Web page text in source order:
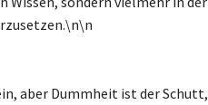
aber Dummheit ist der